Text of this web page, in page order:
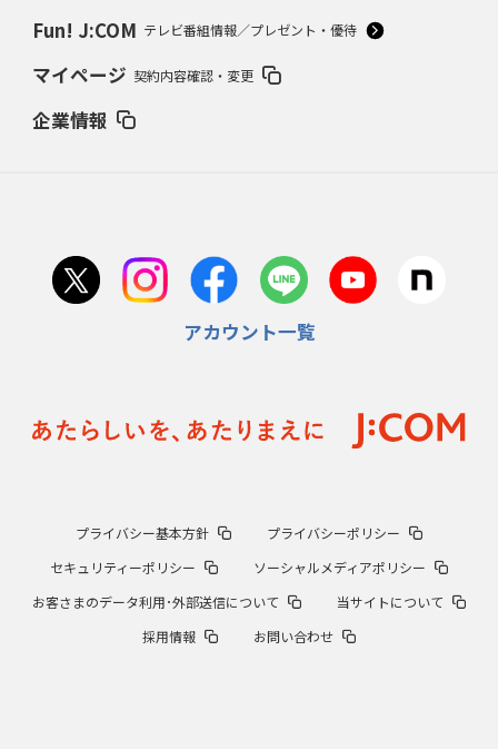
Fun! J:COM テレビ番組情報／プレゼント・優待
マイページ 契約内容確認・変更
企業情報
アカウント一覧
プライバシー基本方針
プライバシーポリシー
セキュリティーポリシー
ソーシャルメディアポリシー
お客さまのデータ利用･外部送信について
当サイトについて
採用情報
お問い合わせ